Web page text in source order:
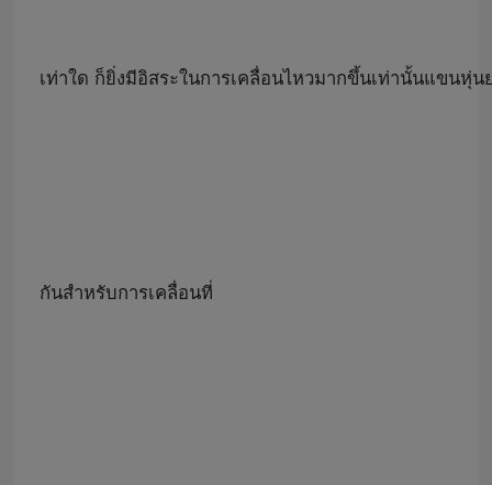
เท่าใด ก็ยิ่งมีอิสระในการเคลื่อนไหวมากขึ้นเท่านั้นแขน
กันสำหรับการเคลื่อนที่